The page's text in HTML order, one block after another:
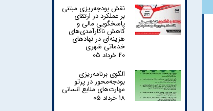
نقش بودجه‌ریزی مبتنی
بر عملکرد در ارتقای
پاسخگویی مالی و
کاهش ناکارآمدی‌های
هزینه‌ای در نهادهای
خدماتی شهری
۲۰ خرداد ۰۵
الگوی برنامه‌ریزی
بودجه‌محور در پرتو
مهارت‌های منابع انسانی
۱۸ خرداد ۰۵